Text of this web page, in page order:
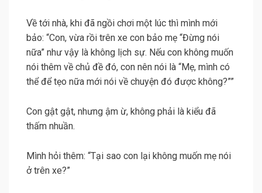
Về tới nhà, khi đã ngồi chơi một lúc thì mình mới
bảo: “Con, vừa rồi trên xe con bảo mẹ “Đừng nói
nữa” như vậy là không lịch sự. Nếu con không muốn
nói thêm về chủ đề đó, con nên nói là “Mẹ, mình có
thể để tẹo nữa mới nói về chuyện đó được không?””
Con gật gật, nhưng ậm ừ, không phải là kiểu đã
thấm nhuần.
Mình hỏi thêm: “Tại sao con lại không muốn mẹ nói
ở trên xe?”